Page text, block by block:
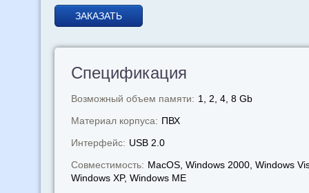
ЗАКАЗАТЬ
Спецификация
Возможный объем памяти: 1, 2, 4, 8 Gb
Материал корпуса: ПВХ
Интерфейс: USB 2.0
Совместимость: MacOS, Windows 2000, Windows
Windows XP, Windows МЕ